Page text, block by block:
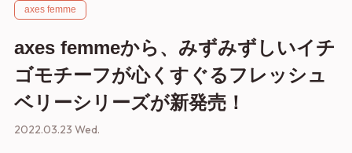
axes femme
axes femmeから、みずみずしいイチ
ゴモチーフが心くすぐるフレッシュ
ベリーシリーズが新発売！
2022.03.23 Wed.